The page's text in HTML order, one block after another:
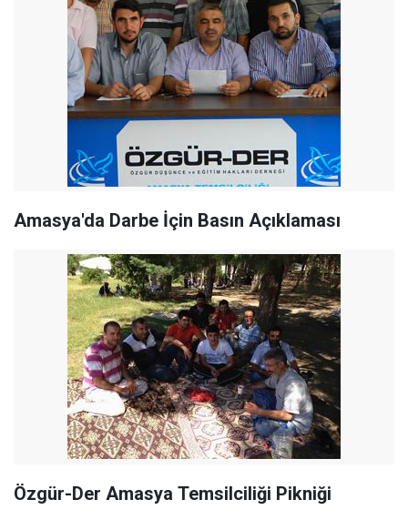
Amasya'da Darbe İçin Basın Açıklaması
Özgür-Der Amasya Temsilciliği Pikniği